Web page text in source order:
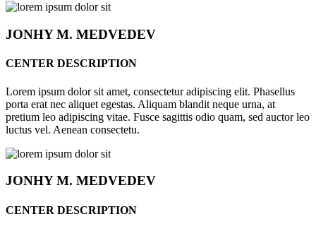
JONHYM. MEDVEDEV
CENTER DESCRIPTION
Lorem ipsum dolor sit amet, consectetur adipiscing elit. Phasellus
porta erat nec aliquet egestas. Aliquam blandit neque urna, at
pretium leo adipiscing vitae. Fusce sagittis odio quam, sed auctor leo
luctus vel. Aenean consectetu.
JONHYM. MEDVEDEV
CENTER DESCRIPTION